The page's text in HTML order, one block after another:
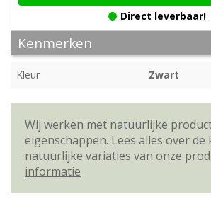
Direct leverbaar!
Kenmerken
Kleur Zwart
Wij werken met natuurlijke
eigenschappen. Lees alles over
natuurlijke variaties van onze
informatie